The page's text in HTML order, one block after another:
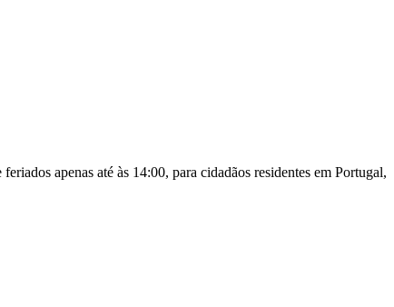
apenas até às 14:00, para cidadãos residentes em Portugal,